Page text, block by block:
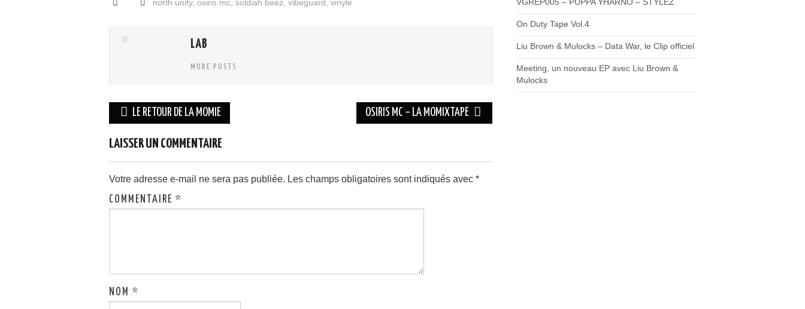
north unity, osiris mc, soldiah beez vibeguard vinyle
LAB
MORE POSTS
Navigation
des
articles
LE RETOUR DE LA MOMIE OSIRIS MC – LA MOMIXTAPE
LAISSER UN COMMENTAIRE
Votre adresse e-mail ne sera pas publiée. Les champs obligatoires sont indiqués avec *
COMMENTAIRE *
NOM *
On Duty Tape Vol.4
Liu Brown & Mulocks – Data War, le Clip officiel
Meeting, un nouveau EP avec Liu Brown &
Mulocks